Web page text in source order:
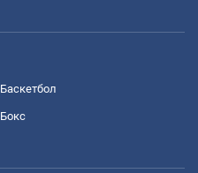
Баскетбол
Бокс